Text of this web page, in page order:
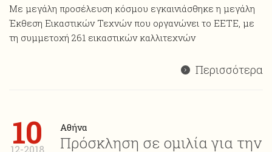
Με μεγάλη προσέλευση κόσμου εγκαινιάσθηκε η μεγάλη
Έκθεση Εικαστικών Τεχνών που οργανώνει το ΕΕΤΕ, με
τη συμμετοχή 261 εικαστικών καλλιτεχνών
Περισσότερα
10
12-2018
Αθήνα
Πρόσκληση σε ομιλία για την